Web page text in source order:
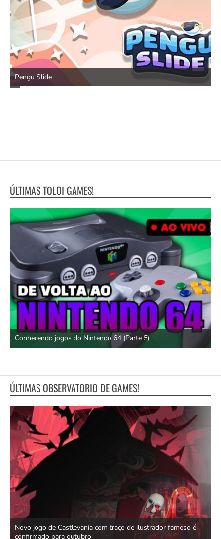
Pengu Slide
ÚLTIMAS TOLOI GAMES!
Conhecendo jogos do Nintendo 64 (Parte 5)
ÚLTIMAS OBSERVATORIO DE GAMES!
Novo jogo de Castlevania com traço de ilustrador famoso é
confirmado para outubro